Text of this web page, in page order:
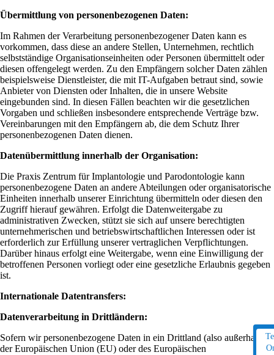
Übermittlung von personenbezogenen Daten:
Im Rahmen der Verarbeitung personenbezogener Daten kann es
vorkommen, dass diese an andere Stellen, Unternehmen, rechtlich
selbstständige Organisationseinheiten oder Personen übermittelt oder
diesen offengelegt werden. Zu den Empfängern solcher Daten zählen
beispielsweise Dienstleister, die mit IT-Aufgaben betraut sind, sowie
Anbieter von Diensten oder Inhalten, die in unsere Website
eingebunden sind. In diesen Fällen beachten wir die gesetzlichen
Vorgaben und schließen insbesondere entsprechende Verträge bzw.
Vereinbarungen mit den Empfängern ab, die dem Schutz Ihrer
personenbezogenen Daten dienen.
Datenübermittlung innerhalb der Organisation:
Die Praxis Zentrum für Implantologie und Parodontologie kann
personenbezogene Daten an andere Abteilungen oder organisatorische
Einheiten innerhalb unserer Einrichtung übermitteln oder diesen den
Zugriff hierauf gewähren. Erfolgt die Datenweitergabe zu
administrativen Zwecken, stützt sie sich auf unsere berechtigten
unternehmerischen und betriebswirtschaftlichen Interessen oder ist
erforderlich zur Erfüllung unserer vertraglichen Verpflichtungen.
Darüber hinaus erfolgt eine Weitergabe, wenn eine Einwilligung der
betroffenen Personen vorliegt oder eine gesetzliche Erlaubnis gegeben
ist.
Internationale Datentransfers:
Datenverarbeitung in Drittländern:
Sofern wir personenbezogene Daten in ein Drittland (also außerhalb
der Europäischen Union (EU) oder des Europäischen